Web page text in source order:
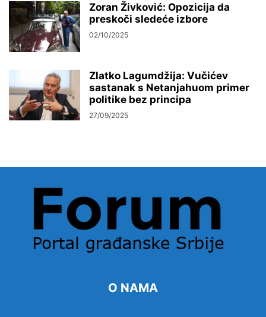
Zoran Živković: Opozicija da
preskoči sledeće izbore
02/10/2025
Zlatko Lagumdžija: Vučićev
sastanak s Netanjahuom primer
politike bez principa
27/09/2025
O NAMA